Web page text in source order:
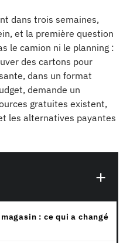
dans trois semaines,
et la première question
le camion ni le planning :
des cartons pour
dans un format
demande un
gratuites existent,
les alternatives payantes
: ce qui a changé